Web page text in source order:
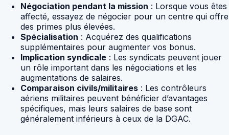
Négociation pendant la mission : Lorsque vous êtes
affecté, essayez de négocier pour un centre qui offre
des primes plus élevées.
Spécialisation : Acquérez des qualifications
supplémentaires pour augmenter vos bonus.
Implication syndicale : Les syndicats peuvent jouer
un rôle important dans les négociations et les
augmentations de salaires.
Comparaison civils/militaires : Les contrôleurs
aériens militaires peuvent bénéficier d’avantages
spécifiques, mais leurs salaires de base sont
généralement inférieurs à ceux de la DGAC.